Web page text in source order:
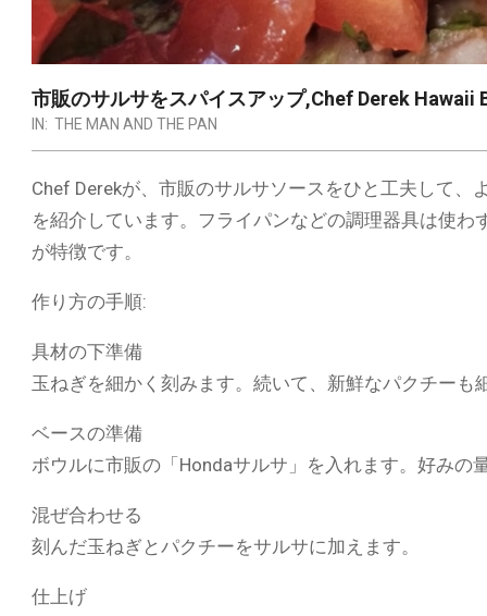
市販のサルサをスパイスアップ,Chef Derek Hawaii
IN: THE MAN AND THE PAN
Chef Derekが、市販のサルサソースをひと工夫して
を紹介しています。フライパンなどの調理器具は使
が特徴です。
作り方の手順:
具材の下準備
玉ねぎを細かく刻みます。続いて、新鮮なパクチーも
ベースの準備
ボウルに市販の「Hondaサルサ」を入れます。好みの
混ぜ合わせる
刻んだ玉ねぎとパクチーをサルサに加えます。
仕上げ